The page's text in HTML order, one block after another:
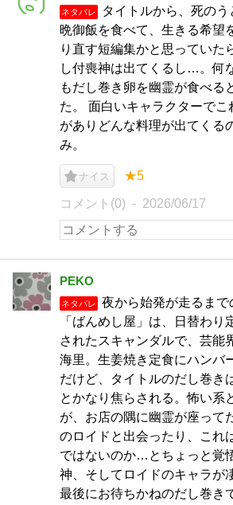
ネタバレ
タイトルから、死の
晩御飯を食べて、生きる希望
り直す短編集かと思っていた
し付喪神は出てくるし…。何
もだし巻き卵を幽霊が食べる
た。 面白いキャラクターでこ
がありどんな料理が出てくる
み。
ナイス ★5
コメント(0) 2026/06/17
PEKO
ネタバレ
夜から始発が走るま
「ばんめし屋」は、日替わり
されたスキャンダルで、芸能
海里。生姜焼き定食にハンバ
だけど、タイトルのだし巻き
とかなり焦らされる。怖い系
が、お店の隅に幽霊が座って
のロイドと出会ったり、これ
ではないのか…とちょっと覚
神、そしてロイドのキャラが
最後にお待ちかねのだし巻き